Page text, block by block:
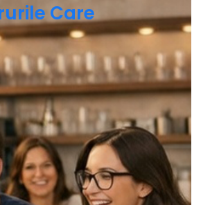
Care